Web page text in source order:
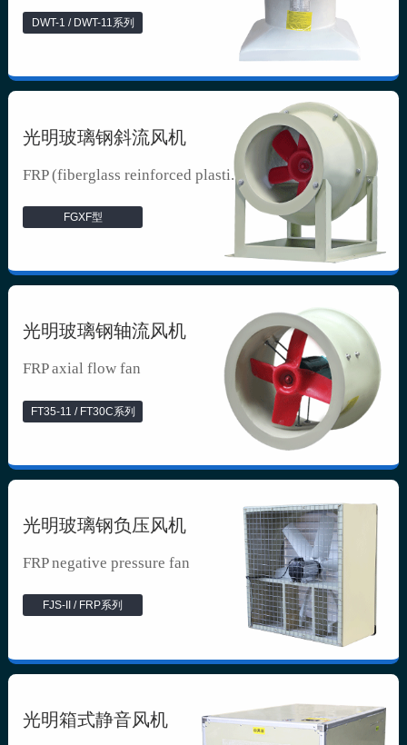
DWT-1 / DWT-11系列
光明玻璃钢斜流风机
FRP (fiberglass reinforced plasti...
FGXF型
光明玻璃钢轴流风机
FRP axial flow fan
FT35-11 / FT30C系列
光明玻璃钢负压风机
FRP negative pressure fan
FJS-II / FRP系列
光明箱式静音风机